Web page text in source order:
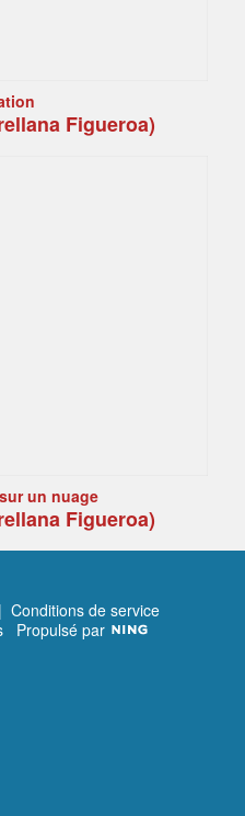
Figueroa)
un nuage
Figueroa)
| Conditions de service
Propulsé par